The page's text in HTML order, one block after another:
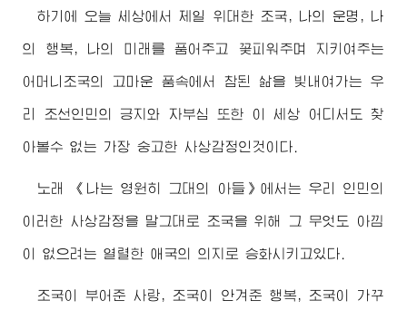
하기에 오늘 세상에서 제일 위대한 조국, 나의 운명, 나
의 행복, 나의 미래를 품어주고 꽃피워주며 지키여주는
어머니조국의 고마운 품속에서 참된 삶을 빛내여가는 우
리 조선인민의 긍지와 자부심 또한 이 세상 어디서도 찾
아볼수 없는 가장 숭고한 사상감정인것이다.
노래 《나는 영원히 그대의 아들》에서는 우리 인민의
이러한 사상감정을 말그대로 조국을 위해 그 무엇도 아낌
이 없으려는 열렬한 애국의 의지로 승화시키고있다.
조국이 부어준 사랑, 조국이 안겨준 행복, 조국이 가꾸